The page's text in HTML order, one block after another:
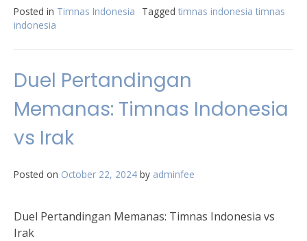
Posted in Timnas Indonesia Tagged timnas indonesia timnas
indonesia
Duel Pertandingan
Memanas: Timnas Indonesia
vs Irak
Posted on October 22, 2024 by adminfee
Duel Pertandingan Memanas: Timnas Indonesia vs
Irak